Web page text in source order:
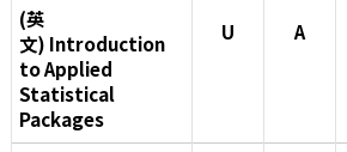
U A
(英
文) Introduction
to Applied
Statistical
Packages